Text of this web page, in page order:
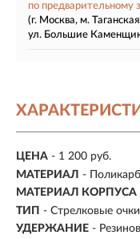
по предварительному
(г. Москва, м.
ул. Большие
ЦЕНА - 1 200 руб.
МАТЕРИАЛ -
МАТЕРИАЛ КОРПУСА
ТИП - Стрелковые очки
УДЕРЖАНИЕ -